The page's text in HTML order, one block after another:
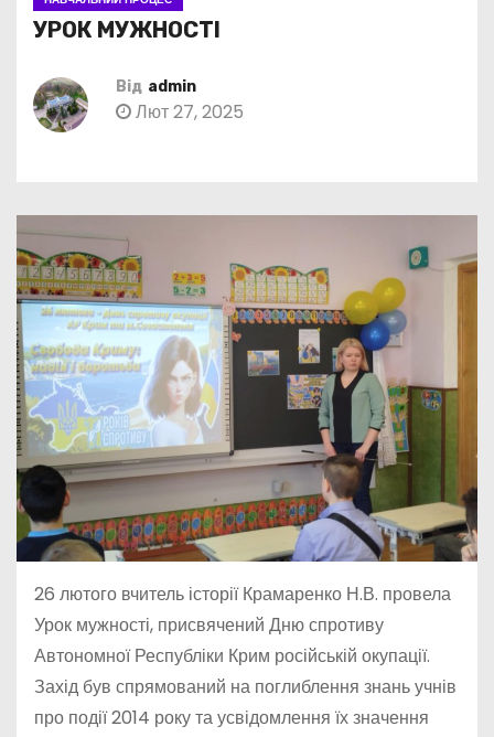
УРОК МУЖНОСТІ
Від admin
Лют 27, 2025
26 лютого вчитель історії Крамаренко Н.В. провела
Урок мужності, присвячений Дню спротиву
Автономної Республіки Крим російській окупації.
Захід був спрямований на поглиблення знань учнів
про події 2014 року та усвідомлення їх значення